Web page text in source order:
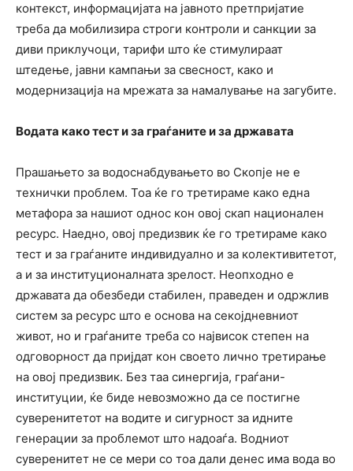
контекст, информацијата на јавното претпријатие
треба да мобилизира строги контроли и санкции за
диви приклучоци, тарифи што ќе стимулираат
штедење, јавни кампањи за свесност, како и
модернизација на мрежата за намалување на загубите.
Водата како тест и за граѓаните и за државата
Прашањето за водоснабдувањето во Скопје не е
технички проблем. Тоа ќе го третираме како една
метафора за нашиот однос кон овој скап национален
ресурс. Наедно, овој предизвик ќе го третираме како
тест и за граѓаните индивидуално и за колективитетот,
а и за институционалната зрелост. Неопходно е
државата да обезбеди стабилен, праведен и одржлив
систем за ресурс што е основа на секојдневниот
живот, но и граѓаните треба со највисок степен на
одговорност да пријдат кон своето лично третирање
на овој предизвик. Без таа синергија, граѓани-
институции, ќе биде невозможно да се постигне
суверенитетот на водите и сигурност за идните
генерации за проблемот што надоаѓа. Водниот
суверенитет не се мери со тоа дали денес има вода во